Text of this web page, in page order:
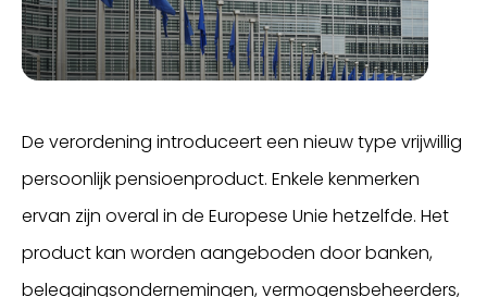
Inloggen
De verordening introduceert een nieuw type vrijwillig
persoonlijk pensioenproduct. Enkele kenmerken
ervan zijn overal in de Europese Unie hetzelfde. Het
product kan worden aangeboden door banken,
beleggingsondernemingen, vermogensbeheerders,